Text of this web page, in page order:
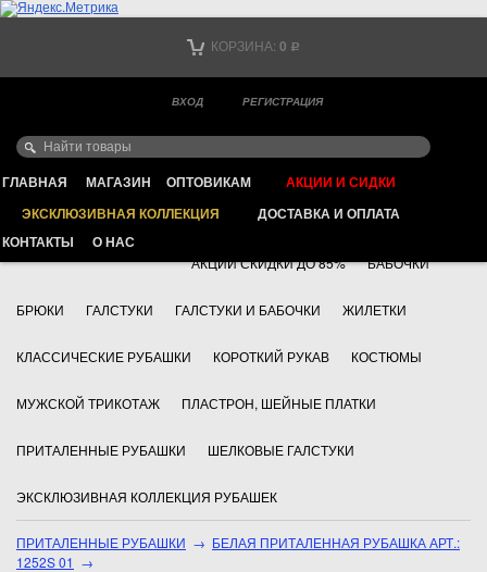
КОРЗИНА: 0 Р
ВХОД РЕГИСТРАЦИЯ
ГЛАВНАЯ МАГАЗИН ОПТОВИКАМ
АКЦИИ И СИДКИ
ЭКСКЛЮЗИВНАЯ КОЛЛЕКЦИЯ
ДОСТАВКА И ОПЛАТА
КОНТАКТЫ
О НАС
Ваш город -
ИНТЕРНЕТ МАГАЗИН КЛАССИЧЕСКОЙ МУЖСКОЙ ОДЕЖДЫ
+7 495 783 69 17 АКСЕССУАРЫ
АКЦИИ СКИДКИ ДО 85% БАБОЧКИ
БРЮКИ ГАЛСТУКИ ГАЛСТУКИ И БАБОЧКИ ЖИЛЕТКИ
КЛАССИЧЕСКИЕ РУБАШКИ КОРОТКИЙ РУКАВ КОСТЮМЫ
МУЖСКОЙ ТРИКОТАЖ ПЛАСТРОН, ШЕЙНЫЕ ПЛАТКИ
ПРИТАЛЕННЫЕ РУБАШКИ ШЕЛКОВЫЕ ГАЛСТУКИ
ЭКСКЛЮЗИВНАЯ КОЛЛЕКЦИЯ РУБАШЕК
ПРИТАЛЕННЫЕ РУБАШКИ → БЕЛАЯ ПРИТАЛЕННАЯ РУБАШКА АРТ.:
1252S 01 →